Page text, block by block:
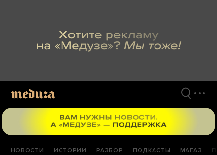
НОВОСТИ ИСТОРИИ РАЗБОР ПОДКАСТЫ МАГАЗ